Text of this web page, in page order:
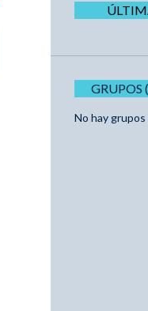
GRUPOS
No hay